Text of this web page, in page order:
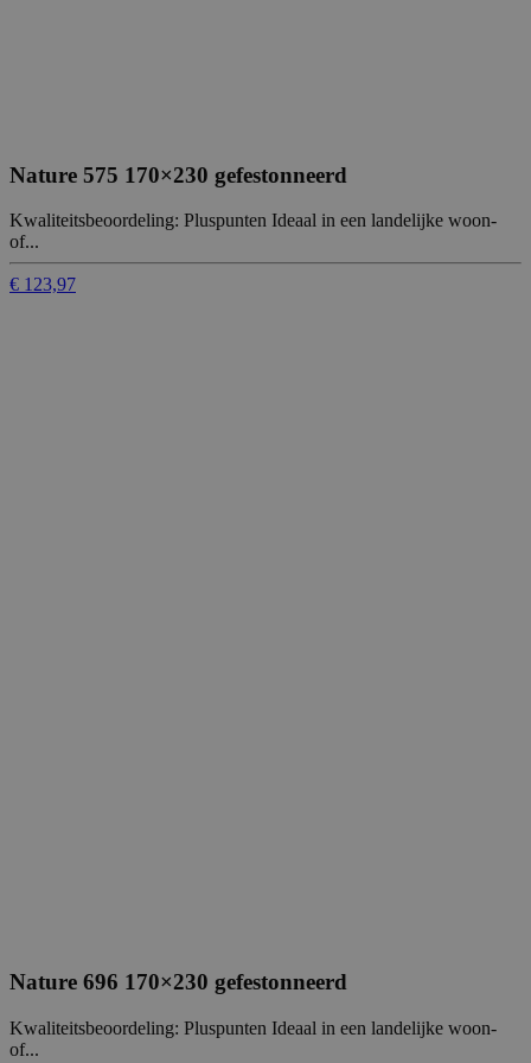
Nature 575 170×230 gefestonneerd
Kwaliteitsbeoordeling: Pluspunten Ideaal in een landelijke woon-
of...
€ 123,97
Nature 696 170×230 gefestonneerd
Kwaliteitsbeoordeling: Pluspunten Ideaal in een landelijke woon-
of...